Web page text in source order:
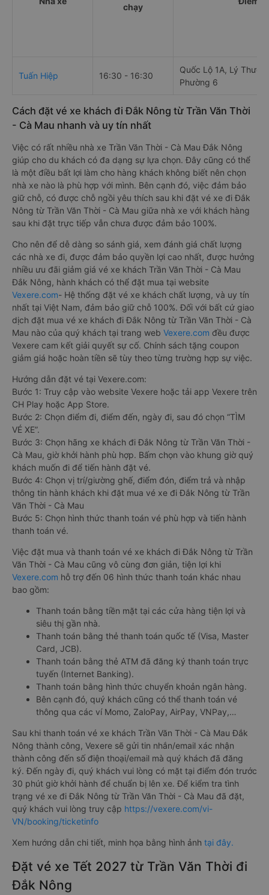
chạy
Tuấn Hiệp 16:30 - 16:30
Quốc Lộ 1A, Lý
Phường 6
Cách đặt vé xe khách đi Đắk Nông từ Trần Văn Thời
- Cà Mau nhanh và uy tín nhất
Việc có rất nhiều nhà xe Trần Văn Thời - Cà Mau Đắk Nông
giúp cho du khách có đa dạng sự lựa chọn. Đây cũng có thể
là một điều bất lợi làm cho hàng khách không biết nên chọn
nhà xe nào là phù hợp với mình. Bên cạnh đó, việc đảm bảo
giữ chỗ, có được chỗ ngồi yêu thích sau khi đặt vé xe đi Đắk
Nông từ Trần Văn Thời - Cà Mau giữa nhà xe với khách hàng
sau khi đặt trực tiếp vẫn chưa được đảm bảo 100%.
Cho nên để dễ dàng so sánh giá, xem đánh giá chất lượng
các nhà xe đi, được đảm bảo quyền lợi cao nhất, được hưởng
nhiều ưu đãi giảm giá vé xe khách Trần Văn Thời - Cà Mau
Đắk Nông, hành khách có thể đặt mua tại website
Vexere.com- Hệ thống đặt vé xe khách chất lượng, và uy tín
nhất tại Việt Nam, đảm bảo giữ chỗ 100%. Đối với bất cứ giao
dịch đặt mua vé xe khách đi Đắk Nông từ Trần Văn Thời - Cà
Mau nào của quý khách tại trang web Vexere.com đều được
Vexere cam kết giải quyết sự cố. Chính sách tặng coupon
giảm giá hoặc hoàn tiền sẽ tùy theo từng trường hợp sự việc.
Hướng dẫn đặt vé tại Vexere.com:
Bước 1: Truy cập vào website Vexere hoặc tải app Vexere trên
CH Play hoặc App Store.
Bước 2: Chọn điểm đi, điểm đến, ngày đi, sau đó chọn “TÌM
VÉ XE”.
Bước 3: Chọn hãng xe khách đi Đắk Nông từ Trần Văn Thời -
Cà Mau, giờ khởi hành phù hợp. Bấm chọn vào khung giờ quý
khách muốn đi để tiến hành đặt vé.
Bước 4: Chọn vị trí/giường ghế, điểm đón, điểm trả và nhập
thông tin hành khách khi đặt mua vé xe đi Đắk Nông từ Trần
Văn Thời - Cà Mau
Bước 5: Chọn hình thức thanh toán vé phù hợp và tiến hành
thanh toán vé.
Việc đặt mua và thanh toán vé xe khách đi Đắk Nông từ Trần
Văn Thời - Cà Mau cũng vô cùng đơn giản, tiện lợi khi
Vexere.com hỗ trợ đến 06 hình thức thanh toán khác nhau
bao gồm:
Thanh toán bằng tiền mặt tại các cửa hàng tiện lợi và
siêu thị gần nhà.
Thanh toán bằng thẻ thanh toán quốc tế (Visa, Master
Card, JCB).
Thanh toán bằng thẻ ATM đã đăng ký thanh toán trực
tuyến (Internet Banking).
Thanh toán bằng hình thức chuyển khoản ngân hàng.
Bên cạnh đó, quý khách cũng có thể thanh toán vé
thông qua các ví Momo, ZaloPay, AirPay, VNPay,…
Sau khi thanh toán vé xe khách Trần Văn Thời - Cà Mau Đắk
Nông thành công, Vexere sẽ gửi tin nhắn/email xác nhận
thành công đến số điện thoại/email mà quý khách đã đăng
ký. Đến ngày đi, quý khách vui lòng có mặt tại điểm đón trước
30 phút giờ khởi hành để chuẩn bị lên xe. Để kiểm tra tình
trạng vé xe đi Đắk Nông từ Trần Văn Thời - Cà Mau đã đặt,
quý khách vui lòng truy cập https://vexere.com/vi-
VN/booking/ticketinfo
Xem hướng dẫn chi tiết, minh họa bằng hình ảnh tại đây.
Đặt vé xe Tết 2027 từ Trần Văn Thời đi
Đắk Nông